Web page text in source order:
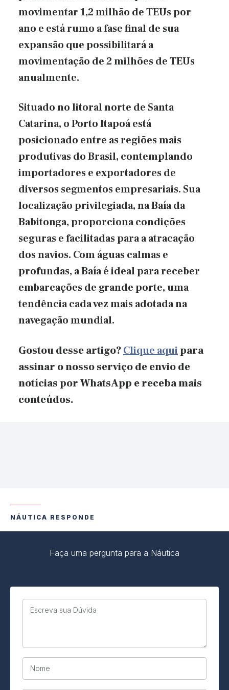
movimentar 1,2 milhão de TEUs por
ano e está rumo a fase final de sua
expansão que possibilitará a
movimentação de 2 milhões de TEUs
anualmente.
Situado no litoral norte de Santa
Catarina, o Porto Itapoá está
posicionado entre as regiões mais
produtivas do Brasil, contemplando
importadores e exportadores de
diversos segmentos empresariais. Sua
localização privilegiada, na Baía da
Babitonga, proporciona condições
seguras e facilitadas para a atracação
dos navios. Com águas calmas e
profundas, a Baía é ideal para receber
embarcações de grande porte, uma
tendência cada vez mais adotada na
navegação mundial.
Gostou desse artigo?Clique aquipara
assinar o nosso serviço de envio de
notícias por WhatsApp e receba mais
conteúdos.
NÁUTICA RESPONDE
Faça uma pergunta para a Náutica
Escreva sua Dúvida
Nome